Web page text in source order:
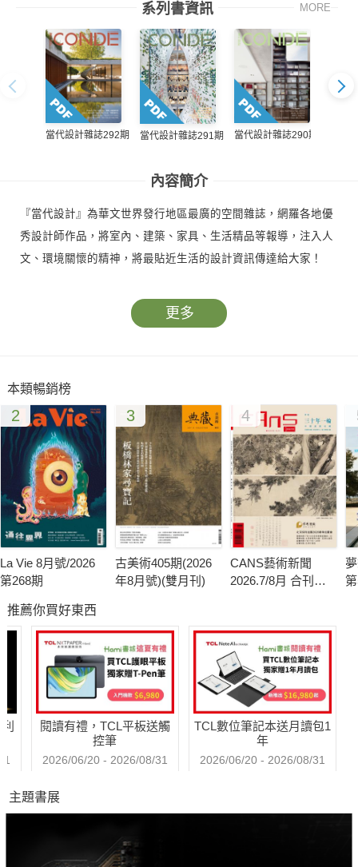
系列書資訊 MORE
當代設計雜誌292期 當代設計雜誌291期 當代設計雜誌290期
內容簡介
『當代設計』為華文世界發行地區最廣的空間雜誌，網羅各地優
秀設計師作品，將室內、建築、家具、生活精品等報導，注入人
文、環境關懷的精神，將最貼近生活的設計資訊傳達給大家！
更多
本類暢銷榜
2
La Vie 8月號/2026
第268期
3
古美術405期(2026
年8月號)(雙月刊)
4
CANS藝術新聞
2026.7/8月 合刊號
推薦你買好東西
閱讀有禮，TCL平板送觸
控筆
2026/06/20 - 2026/08/31
TCL數位筆記本送月讀包1
年
2026/06/20 - 2026/08/31
主題書展